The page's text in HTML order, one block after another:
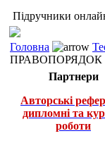
Підручники
Головна
ПРАВОПОРЯДОК
Партнери
Авторські
дипломні та
роботи